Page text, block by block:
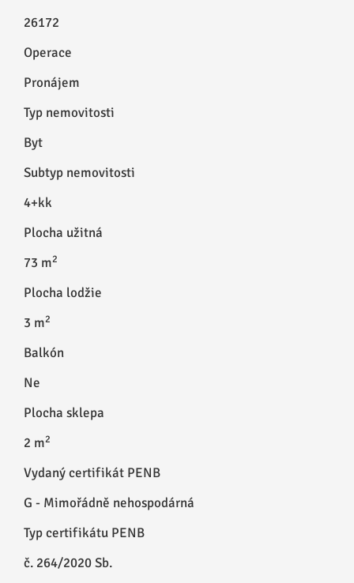
26172
Operace
Pronájem
Typ nemovitosti
Byt
Subtyp nemovitosti
4+kk
Plocha užitná
73 m2
Plocha lodžie
3 m2
Balkón
Ne
Plocha sklepa
2 m2
Vydaný certifikát PENB
G - Mimořádně nehospodárná
Typ certifikátu PENB
č. 264/2020 Sb.